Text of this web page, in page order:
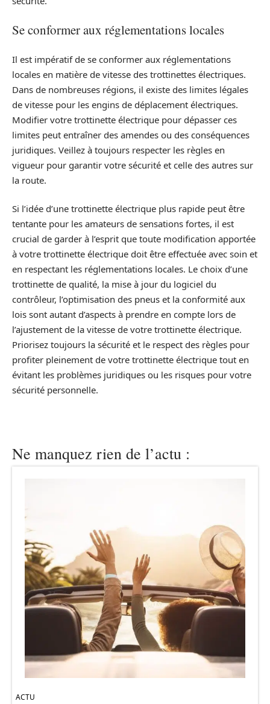
Se conformer aux réglementations locales
Il est impératif de se conformer aux réglementations
locales en matière de vitesse des trottinettes électriques.
Dans de nombreuses régions, il existe des limites légales
de vitesse pour les engins de déplacement électriques.
Modifier votre trottinette électrique pour dépasser ces
limites peut entraîner des amendes ou des conséquences
juridiques. Veillez à toujours respecter les règles en
vigueur pour garantir votre sécurité et celle des autres sur
la route.
Si l’idée d’une trottinette électrique plus rapide peut être
tentante pour les amateurs de sensations fortes, il est
crucial de garder à l’esprit que toute modification apportée
à votre trottinette électrique doit être effectuée avec soin et
en respectant les réglementations locales. Le choix d’une
trottinette de qualité, la mise à jour du logiciel du
contrôleur, l’optimisation des pneus et la conformité aux
lois sont autant d’aspects à prendre en compte lors de
l’ajustement de la vitesse de votre trottinette électrique.
Priorisez toujours la sécurité et le respect des règles pour
profiter pleinement de votre trottinette électrique tout en
évitant les problèmes juridiques ou les risques pour votre
sécurité personnelle.
Ne manquez rien de l’actu :
ACTU